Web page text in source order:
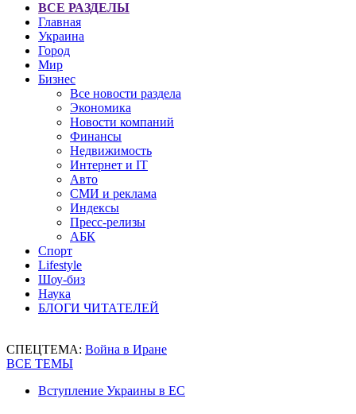
ВСЕ РАЗДЕЛЫ
Главная
Украина
Город
Мир
Бизнес
Все новости раздела
Экономика
Новости компаний
Финансы
Недвижимость
Интернет и IT
Авто
СМИ и реклама
Индексы
Пресс-релизы
АБК
Спорт
Lifestyle
Шоу-биз
Наука
БЛОГИ ЧИТАТЕЛЕЙ
СПЕЦТЕМА: Война в Иране
ВСЕ ТЕМЫ
Вступление Украины в ЕС